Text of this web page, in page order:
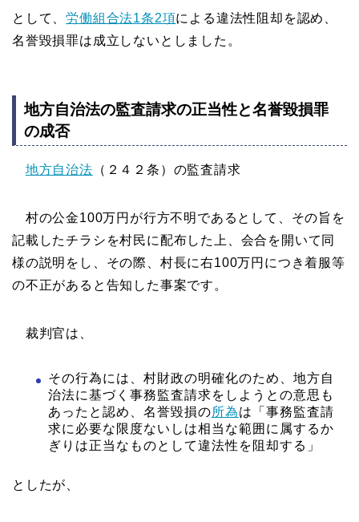
として、労働組合法1条2項による違法性阻却を認め、
名誉毀損罪は成立しないとしました。
地方自治法の監査請求の正当性と名誉毀損罪
の成否
地方自治法 （２４２条）の監査請求
村の公金100万円が行方不明であるとして、その旨を
記載したチラシを村民に配布した上、会合を開いて同
様の説明をし、その際、村長に右100万円につき着服等
の不正があると告知した事案です。
裁判官は、
その行為には、村財政の明確化のため、地方自
治法に基づく事務監査請求をしようとの意思も
あったと認め、名誉毀損の所為は「事務監査請
求に必要な限度ないしは相当な範囲に属するか
ぎりは正当なものとして違法性を阻却する」
としたが、